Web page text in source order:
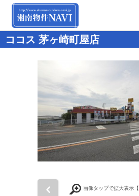
ココス 茅ヶ崎町屋店
画像タップで拡大表示【